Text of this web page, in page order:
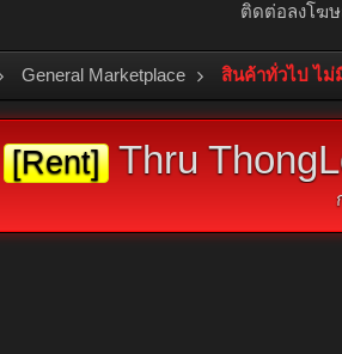
ติดต่อลงโฆ
General Marketplace สินค้าทั่วไป ไ
[Rent] Thru